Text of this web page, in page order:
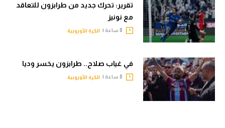
تقرير: تحرك جديد من طرابزون للتعاقد
مع نونيز
الكرة الأوروبية
في غياب صلاح.. طرابزون يخسر وديا
الكرة الأوروبية